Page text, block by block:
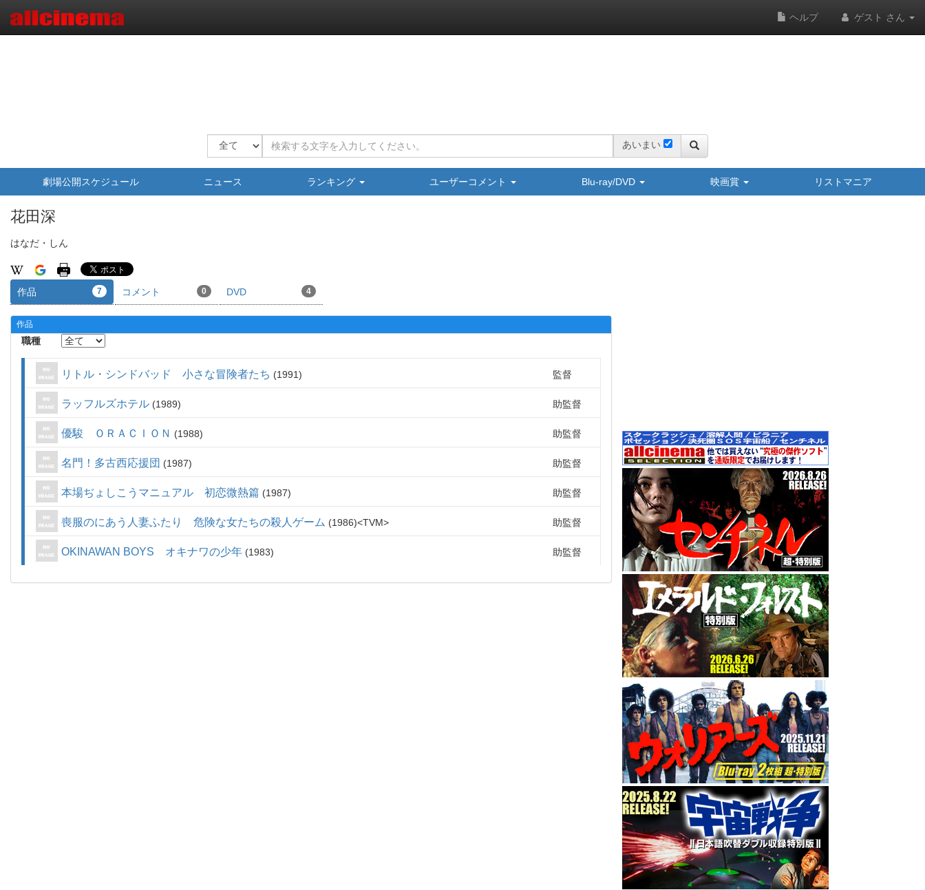
ヘルプ ゲスト さん
あいまい
劇場公開スケジュール ニュース ランキング ユーザーコメント Blu-ray/DVD 映画賞 リストマニア
花田深
はなだ・しん
作品 7 コメント 0 DVD 4
作品
職種
リトル・シンドバッド 小さな冒険者たち 1991 監督
ラッフルズホテル 1989 助監督
優駿 ＯＲＡＣＩＯＮ 1988 助監督
名門！多古西応援団 1987 助監督
本場ぢょしこうマニュアル 初恋微熱篇 1987 助監督
喪服のにあう人妻ふたり 危険な女たちの殺人ゲーム 1986 TVM 助監督
OKINAWAN BOYS オキナワの少年 1983 助監督